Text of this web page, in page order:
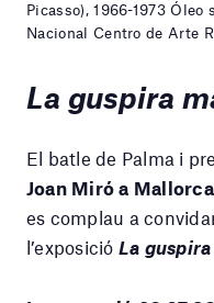
Picasso), 1966-1973
Nacional Centro de Arte
La guspira
El batle de Palma i
Joan Miró a Mallorca
es complau a
l’exposició La